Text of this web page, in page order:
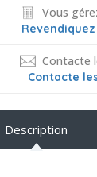
Vous
Contacte
Contacte
Description